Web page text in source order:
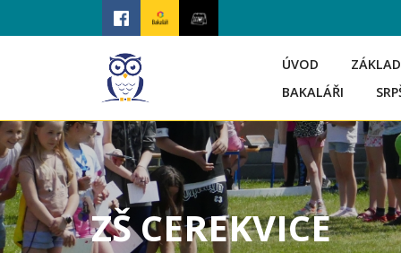
ÚVOD
BAKALÁŘI
ZŠ CEREKVICE